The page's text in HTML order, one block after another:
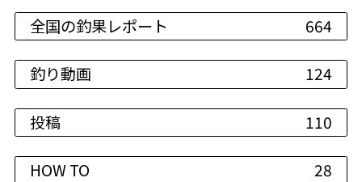
全国の釣果レポート 664
釣り動画 124
投稿 110
HOW TO 28